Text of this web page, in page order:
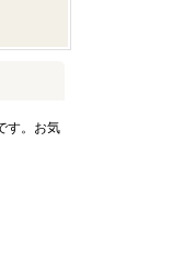
す。お気